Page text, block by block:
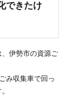
できたけ
伊勢市の資源ご
み収集車で回っ